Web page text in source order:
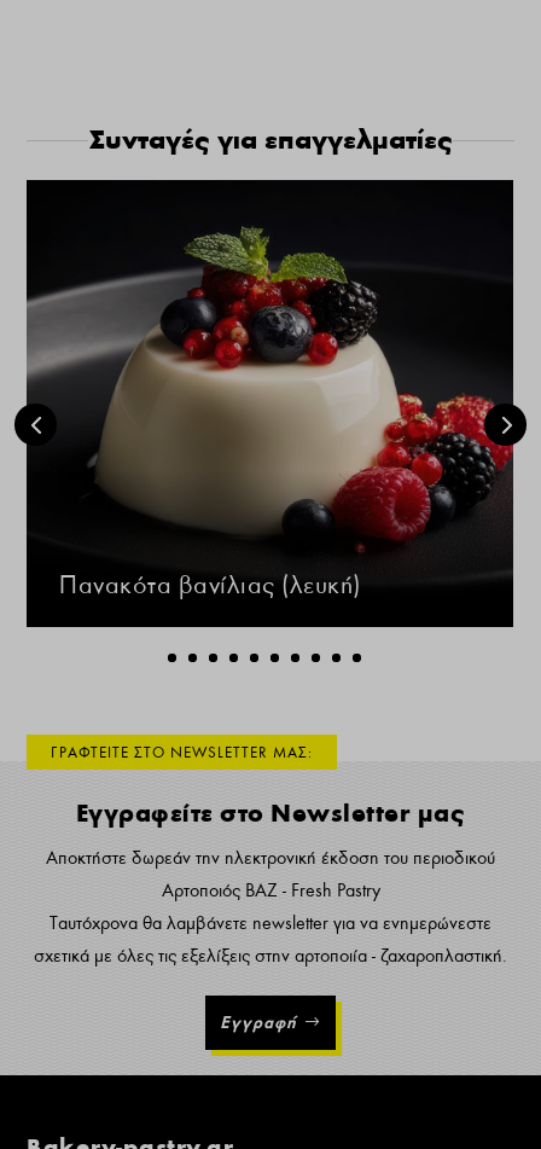
Συνταγές για επαγγελματίες
Πανακότα βανίλιας (λευκή)
ΓΡΑΦΤΕΙΤΕ ΣΤΟ NEWSLETTER ΜΑΣ:
Εγγραφείτε στο Newsletter μας
Αποκτήστε δωρεάν την ηλεκτρονική έκδοση του περιοδικού
Αρτοποιός ΒΑΖ - Fresh Pastry
Ταυτόχρονα θα λαμβάνετε newsletter για να ενημερώνεστε
σχετικά με όλες τις εξελίξεις στην αρτοποιία - ζαχαροπλαστική.
Εγγραφή